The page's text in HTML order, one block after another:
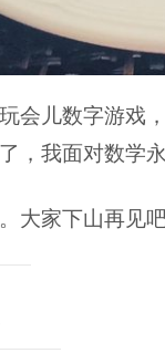
会儿数字游戏
，我面对数学永
大家下山再见吧